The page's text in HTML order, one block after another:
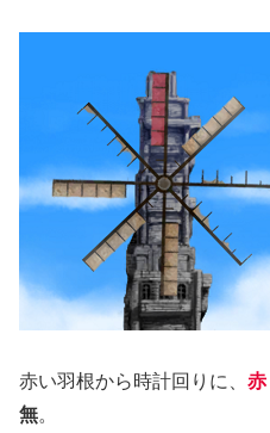
赤い羽根から時計回りに、 赤
無。